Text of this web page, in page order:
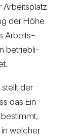
Arbeits­platz
der Höhe
Arbeits­
betrieb­li­
der
das Ein­
wel­cher